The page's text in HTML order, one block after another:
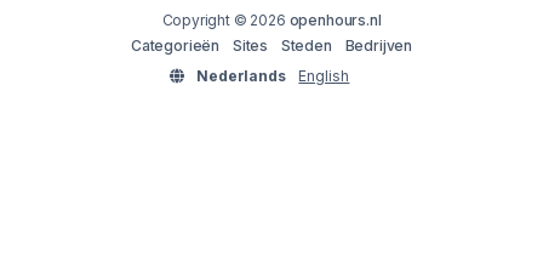
Copyright © 2026 openhours.nl
Categorieën
Sites Steden
Bedrijven
Nederlands
English